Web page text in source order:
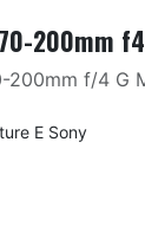
200mm
f/4 G
E Sony